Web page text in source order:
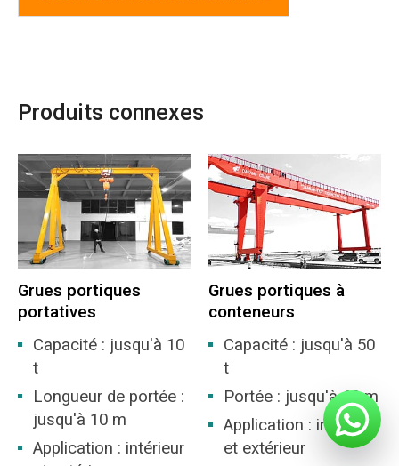
Produits connexes
Grues portiques
portatives
Capacité : jusqu'à 10
t
Longueur de portée :
jusqu'à 10 m
Application : intérieur
Grues portiques à
conteneurs
Capacité : jusqu'à 50
t
Portée : jusqu'à 60 m
Application : intérieur
et extérieur